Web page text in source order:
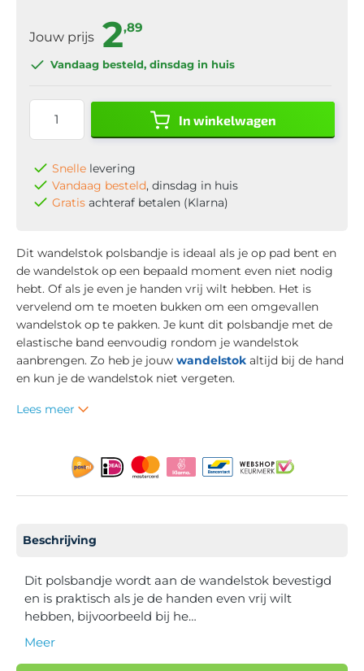
Jouw prijs 2,89
Vandaag besteld, dinsdag in huis
In winkelwagen
Snelle levering
Vandaag besteld, dinsdag in huis
Gratis achteraf betalen (Klarna)
Dit wandelstok polsbandje is ideaal als je op pad bent en
de wandelstok op een bepaald moment even niet nodig
hebt. Of als je even je handen vrij wilt hebben. Het is
vervelend om te moeten bukken om een omgevallen
wandelstok op te pakken. Je kunt dit polsbandje met de
elastische band eenvoudig rondom je wandelstok
aanbrengen. Zo heb je jouw wandelstok altijd bij de hand
en kun je de wandelstok niet vergeten.
Lees meer
Beschrijving
Dit polsbandje wordt aan de wandelstok bevestigd
en is praktisch als je de handen even vrij wilt
hebben, bijvoorbeeld bij he…
Meer